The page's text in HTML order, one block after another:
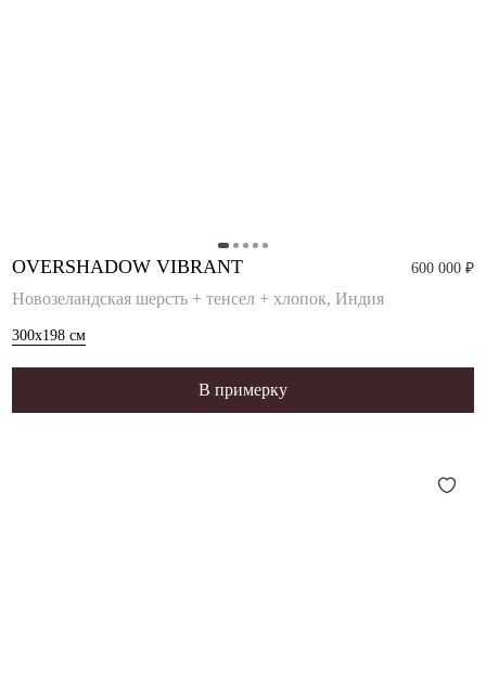
OVERSHADOW VIBRANT 600 000 ₽
Новозеландская шерсть + тенсел + хлопок, Индия
300x198 см
В примерку